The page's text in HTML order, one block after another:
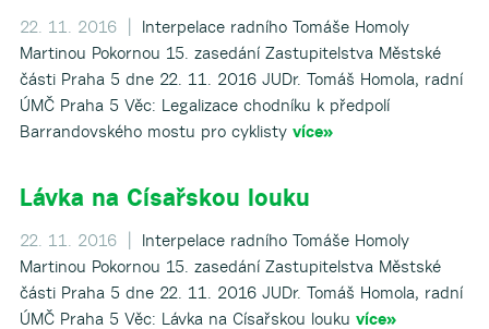
22. 11. 2016 |
Interpelace radního Tomáše Homoly
Martinou Pokornou 15. zasedání Zastupitelstva Městské
části Praha 5 dne 22. 11. 2016 JUDr. Tomáš Homola, radní
ÚMČ Praha 5 Věc: Legalizace chodníku k předpolí
Barrandovského mostu pro cyklisty více»
Lávka na Císařskou louku
22. 11. 2016 |
Interpelace radního Tomáše Homoly
Martinou Pokornou 15. zasedání Zastupitelstva Městské
části Praha 5 dne 22. 11. 2016 JUDr. Tomáš Homola, radní
ÚMČ Praha 5 Věc: Lávka na Císařskou louku více»